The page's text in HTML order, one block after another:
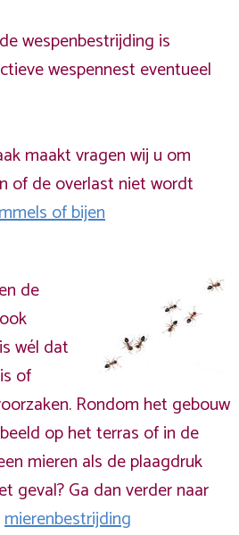
wespenbestrijding is
wespennest eventueel
maakt vragen wij u om
of de overlast niet wordt
of bijen
de
wél dat
of
Rondom het gebouw
op het terras of in de
mieren als de plaagdruk
geval? Ga dan verder naar
mierenbestrijding